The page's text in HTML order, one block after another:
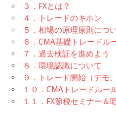
３．FXとは？
４．トレードのキホン
５．相場の原理原則につ
６．CMA基礎トレードル
７．過去検証を進めよう
８．環境認識について
９．トレード開始（デモ
１０．CMAトレードルー
１１．FX節税セミナー＆